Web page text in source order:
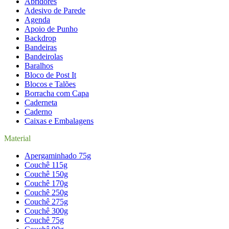
Adesivo de Parede
Agenda
Apoio de Punho
Backdrop
Bandeiras
Bandeirolas
Baralhos
Bloco de Post It
Blocos e Talões
Borracha com Capa
Caderneta
Caderno
Caixas e Embalagens
Material
Apergaminhado 75g
Couchê 115g
Couchê 150g
Couchê 170g
Couchê 250g
Couchê 275g
Couchê 300g
Couchê 75g